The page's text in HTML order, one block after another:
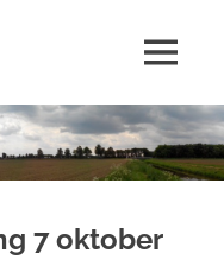
MENU
7 oktober